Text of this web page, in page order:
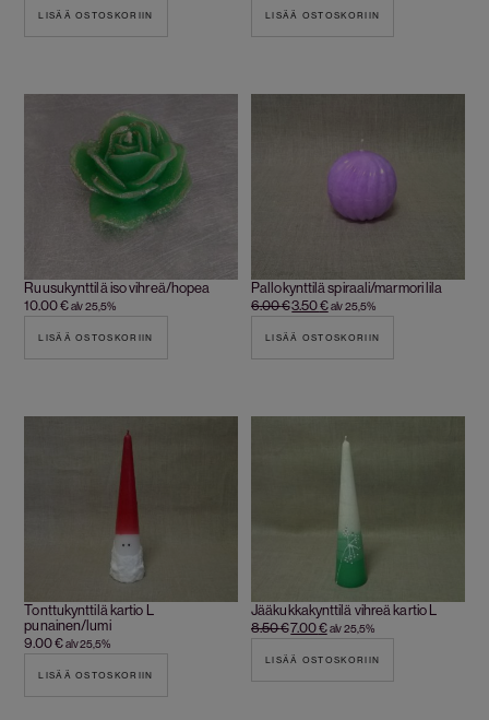
LISÄÄ OSTOSKORIIN LISÄÄ OSTOSKORIIN
Ruusukynttilä iso vihreä/hopea
10.00€alv 25,5%
LISÄÄ OSTOSKORIIN
Pallokynttilä spiraali/marmori lila
6.00€3.50€alv 25,5%
LISÄÄ OSTOSKORIIN
Tonttukynttilä kartio L
punainen/lumi
9.00€alv 25,5%
LISÄÄ OSTOSKORIIN
Jääkukkakynttilä vihreä kartio L
8.50€7.00€alv 25,5%
LISÄÄ OSTOSKORIIN